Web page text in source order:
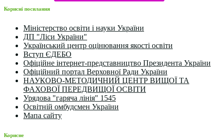
Корисні посилання
Міністерство освіти і науки України
ДП "Ліси України"
Український центр оцінювання якості освіти
Вступ ЄДЕБО
Офіційне інтернет-представництво Президента України
Офіційний портал Верховної Ради України
НАУКОВО-МЕТОДИЧНИЙ ЦЕНТР ВИЩОЇ ТА
ФАХОВОЇ ПЕРЕДВИЩОЇ ОСВІТИ
Урядова "гаряча лінія" 1545
Освітній омбудсмен України
Мапа сайту
Корисне